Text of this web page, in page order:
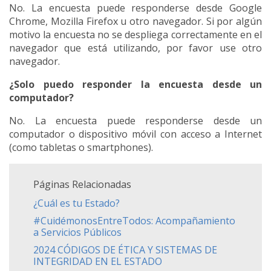
No. La encuesta puede responderse desde Google
Chrome, Mozilla Firefox u otro navegador. Si por algún
motivo la encuesta no se despliega correctamente en el
navegador que está utilizando, por favor use otro
navegador.
¿Solo puedo responder la encuesta desde un
computador?
No. La encuesta puede responderse desde un
computador o dispositivo móvil con acceso a Internet
(como tabletas o smartphones).
Páginas Relacionadas
¿Cuál es tu Estado?
#CuidémonosEntreTodos: Acompañamiento
a Servicios Públicos
2024 CÓDIGOS DE ÉTICA Y SISTEMAS DE
INTEGRIDAD EN EL ESTADO